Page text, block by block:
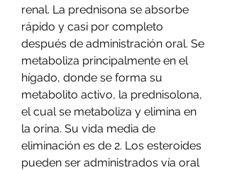
renal. La prednisona se absorbe
rápido y casi por completo
después de administración oral. Se
metaboliza principalmente en el
hígado, donde se forma su
metabolito activo, la prednisolona,
el cual se metaboliza y elimina en
la orina. Su vida media de
eliminación es de 2. Los esteroides
pueden ser administrados vía oral